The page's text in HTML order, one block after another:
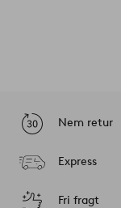
Nem retur
Express
Fri fragt